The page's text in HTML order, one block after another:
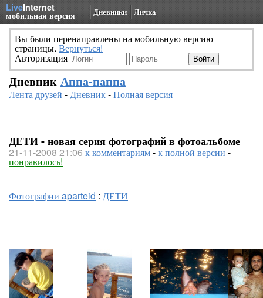
LiveInternet
мобильная версия Дневники Личка
Вы были перенаправлены на мобильную версию
страницы. Вернуться!
Авторизация
Дневник Аппа-паппа
Лента друзей -Дневник-Полная версия
ДЕТИ - новая серия фотографий в фотоальбоме
21-11-2008 21:06 к комментариям-к полной версии -
понравилось!
Фотографии aparteid : ДЕТИ